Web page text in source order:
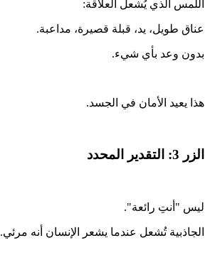
اللمس الذي يُشعل العلاقة:
عناق طويل، يد، قبلة قصيرة، مداعبة.
بدون وعد بأي شيء.
هذا يعيد الأمان في الجسد.
الزر 3: التقدير المحدد
ليس "أنتِ رائعة".
الجاذبية تُشعل عندما يشعر الإنسان أنه مرئي.